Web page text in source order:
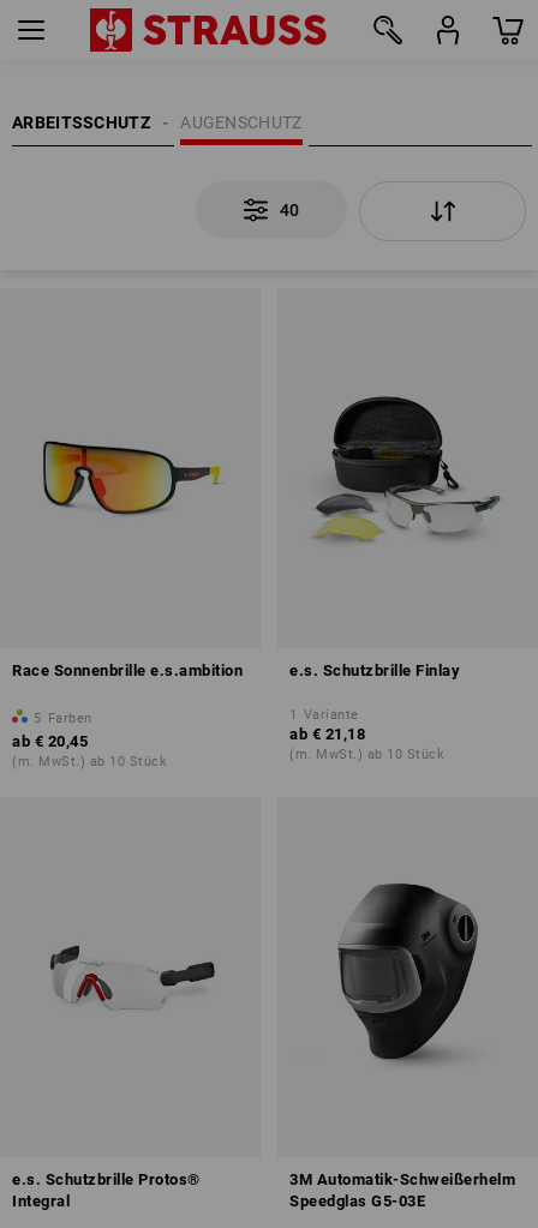
ARBEITSSCHUTZ AUGENSCHUTZ
40
40
Race Sonnenbrille e.s.ambition
5 Farben
ab € 20,45
(m. MwSt.) ab 10 Stück
e.s. Schutzbrille Finlay
1 Variante
ab € 21,18
(m. MwSt.) ab 10 Stück
e.s. Schutzbrille Protos®
Integral
3M Automatik-Schweißerhelm
Speedglas G5-03E